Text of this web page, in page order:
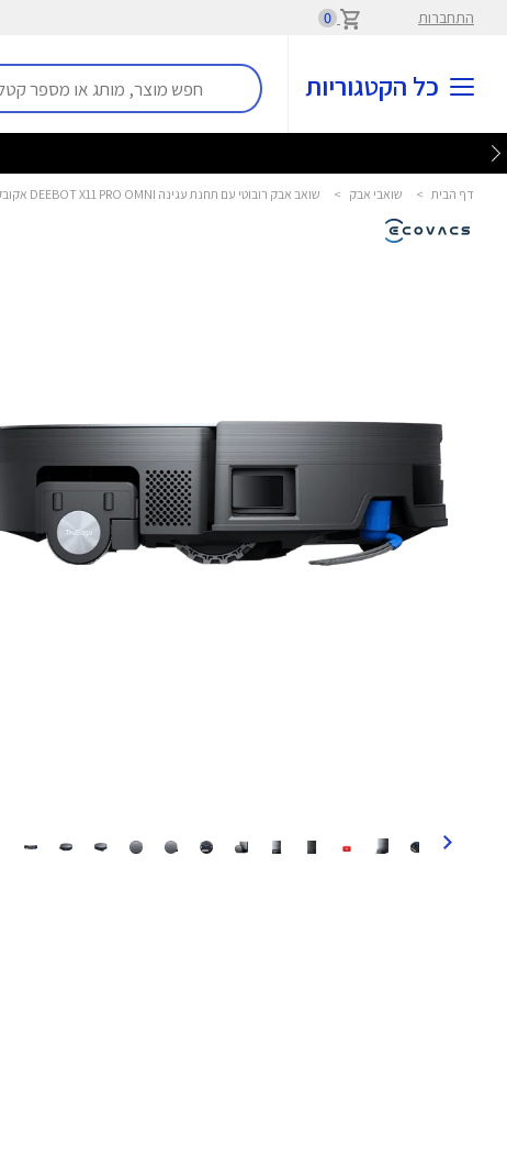
התחברות 0
כל הקטגוריות
דף הבית > שואבי אבק > שואב אבק רובוטי עם תחנת עגינה DEEBOT X11 PRO OMNI אקובקס - Ecovacs